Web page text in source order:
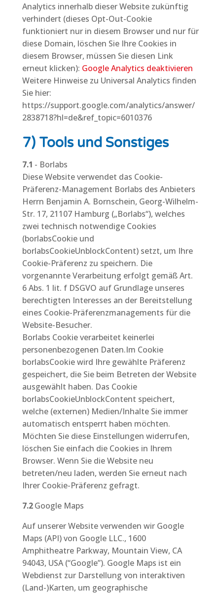
Analytics innerhalb dieser Website zukünftig
verhindert (dieses Opt-Out-Cookie
funktioniert nur in diesem Browser und nur für
diese Domain, löschen Sie Ihre Cookies in
diesem Browser, müssen Sie diesen Link
erneut klicken): Google Analytics deaktivieren
Weitere Hinweise zu Universal Analytics finden
Sie hier:
https://support.google.com/analytics/answer/
2838718?hl=de&ref_topic=6010376
7) Tools und Sonstiges
7.1 - Borlabs
Diese Website verwendet das Cookie-
Präferenz-Management Borlabs des Anbieters
Herrn Benjamin A. Bornschein, Georg-Wilhelm-
Str. 17, 21107 Hamburg („Borlabs“), welches
zwei technisch notwendige Cookies
(borlabsCookie und
borlabsCookieUnblockContent) setzt, um Ihre
Cookie-Präferenz zu speichern. Die
vorgenannte Verarbeitung erfolgt gemäß Art.
6 Abs. 1 lit. f DSGVO auf Grundlage unseres
berechtigten Interesses an der Bereitstellung
eines Cookie-Präferenzmanagements für die
Website-Besucher.
Borlabs Cookie verarbeitet keinerlei
personenbezogenen Daten.Im Cookie
borlabsCookie wird Ihre gewählte Präferenz
gespeichert, die Sie beim Betreten der Website
ausgewählt haben. Das Cookie
borlabsCookieUnblockContent speichert,
welche (externen) Medien/Inhalte Sie immer
automatisch entsperrt haben möchten.
Möchten Sie diese Einstellungen widerrufen,
löschen Sie einfach die Cookies in Ihrem
Browser. Wenn Sie die Website neu
betreten/neu laden, werden Sie erneut nach
Ihrer Cookie-Präferenz gefragt.
7.2Google Maps
Auf unserer Website verwenden wir Google
Maps (API) von Google LLC., 1600
Amphitheatre Parkway, Mountain View, CA
94043, USA (“Google”). Google Maps ist ein
Webdienst zur Darstellung von interaktiven
(Land-)Karten, um geographische